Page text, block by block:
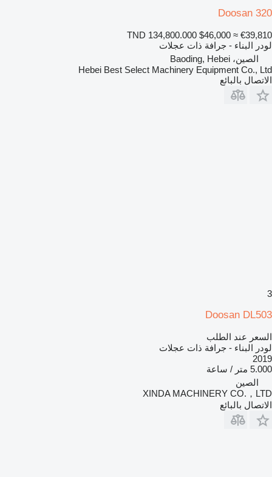
Doosan 320
TND 134,800.000 $46,000 ≈ €39,810
لودر البناء - جرافة ذات عجلات
الصين، Baoding, Hebei
Hebei Best Select Machinery Equipment Co., Ltd
الاتصال بالبائع
3
Doosan DL503
السعر عند الطلب
لودر البناء - جرافة ذات عجلات
2019
5.000 متر / ساعة
الصين
XINDA MACHINERY CO.，LTD
الاتصال بالبائع